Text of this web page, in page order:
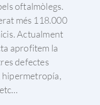
oftalmòlegs.
més 118.000
Actualment
aprofitem la
defectes
hipermetropía,